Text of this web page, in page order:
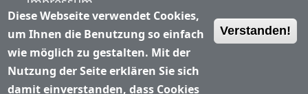
Nutzungsbedingungen
Datenschutzerklärung
Diese Webseite verwendet Cookies,
um Ihnen die Benutzung so einfach
wie möglich zu gestalten. Mit der
Nutzung der Seite erklären Sie sich
damit einverstanden, dass Cookies
Verstanden!